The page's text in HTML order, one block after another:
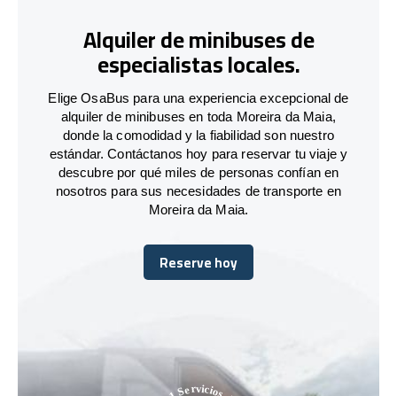
Alquiler de minibuses de
especialistas locales.
Elige OsaBus para una experiencia excepcional de
alquiler de minibuses en toda Moreira da Maia,
donde la comodidad y la fiabilidad son nuestro
estándar. Contáctanos hoy para reservar tu viaje y
descubre por qué miles de personas confían en
nosotros para sus necesidades de transporte en
Moreira da Maia.
Reserve hoy
Reserve hoy